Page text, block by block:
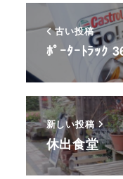
古い投稿
ﾎﾟｰﾀｰﾄﾗｯｸ
新しい投稿
休出食堂